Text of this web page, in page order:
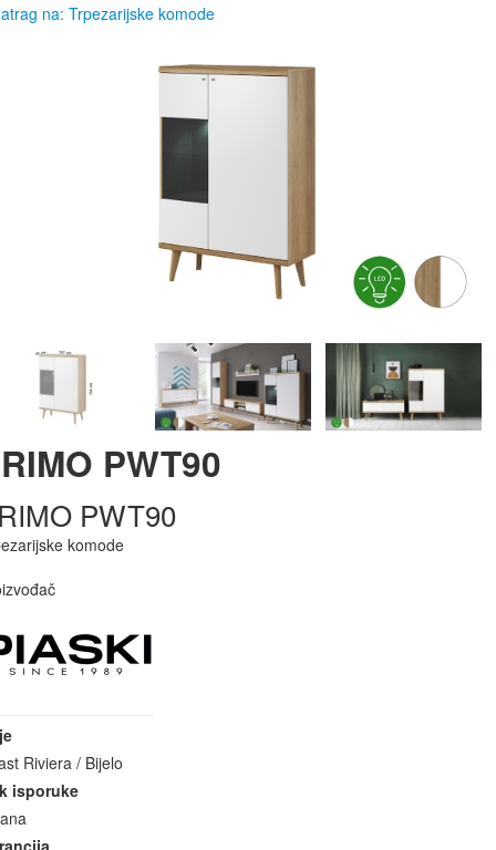
na: Trpezarijske komode
PWT90
PWT90
komode
Riviera / Bijelo
isporuke